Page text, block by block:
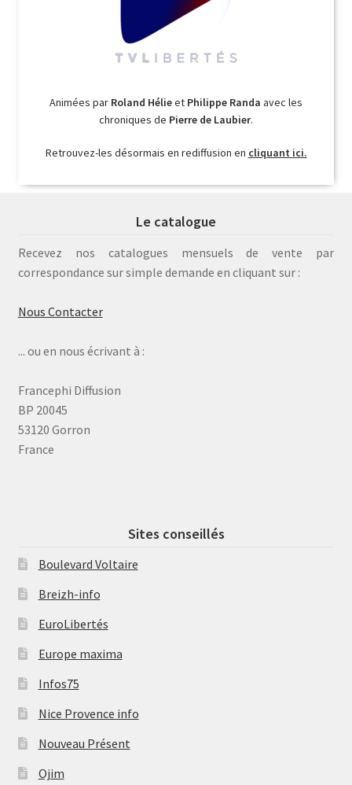
Animées par Roland Hélieet Philippe Randa avec les
chroniques de Pierre de Laubier.
Retrouvez-les désormais en rediffusion en cliquant ici.
Le catalogue
Recevez nos catalogues mensuels de vente par
correspondance sur simple demande en cliquant sur :
Nous Contacter
... ou en nous écrivant à :
Francephi Diffusion
BP 20045
53120 Gorron
France
Sites conseillés
Boulevard Voltaire
Breizh-info
EuroLibertés
Europe maxima
Infos75
Nice Provence info
Nouveau Présent
Ojim